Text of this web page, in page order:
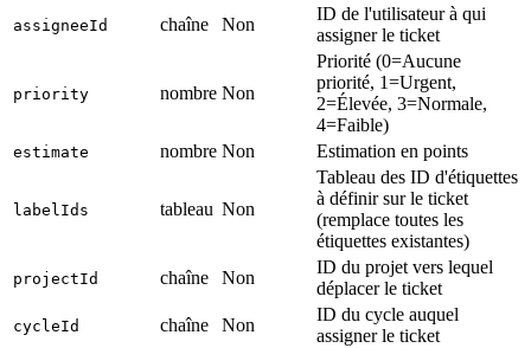
assigneeId chaîne Non
ID de l'utilisateur à qui
assigner le ticket
priority nombre Non
Priorité (0=Aucune
priorité, 1=Urgent,
2=Élevée, 3=Normale,
4=Faible)
estimate nombre Non Estimation en points
labelIds tableau Non
Tableau des ID d'étiquettes
à définir sur le ticket
(remplace toutes les
étiquettes existantes)
projectId chaîne Non
ID du projet vers lequel
déplacer le ticket
cycleId chaîne Non
ID du cycle auquel
assigner le ticket